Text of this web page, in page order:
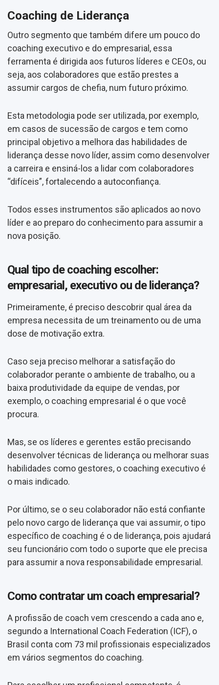
Coaching de Liderança
Outro segmento que também difere um pouco do
coaching executivo e do empresarial, essa
ferramenta é dirigida aos futuros líderes e CEOs, ou
seja, aos colaboradores que estão prestes a
assumir cargos de chefia, num futuro próximo.
Esta metodologia pode ser utilizada, por exemplo,
em casos de sucessão de cargos e tem como
principal objetivo a melhora das habilidades de
liderança desse novo líder, assim como desenvolver
a carreira e ensiná-los a lidar com colaboradores
“difíceis”, fortalecendo a autoconfiança.
Todos esses instrumentos são aplicados ao novo
líder e ao preparo do conhecimento para assumir a
nova posição.
Qual tipo de coaching escolher:
empresarial, executivo ou de liderança?
Primeiramente, é preciso descobrir qual área da
empresa necessita de um treinamento ou de uma
dose de motivação extra.
Caso seja preciso melhorar a satisfação do
colaborador perante o ambiente de trabalho, ou a
baixa produtividade da equipe de vendas, por
exemplo, o coaching empresarial é o que você
procura.
Mas, se os líderes e gerentes estão precisando
desenvolver técnicas de liderança ou melhorar suas
habilidades como gestores, o coaching executivo é
o mais indicado.
Por último, se o seu colaborador não está confiante
pelo novo cargo de liderança que vai assumir, o tipo
específico de coaching é o de liderança, pois ajudará
seu funcionário com todo o suporte que ele precisa
para assumir a nova responsabilidade empresarial.
Como contratar um coach empresarial?
A profissão de coach vem crescendo a cada ano e,
segundo a International Coach Federation (ICF), o
Brasil conta com 73 mil profissionais especializados
em vários segmentos do coaching.